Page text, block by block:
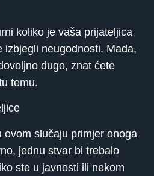
koliko je vaša prijateljica
izbjegli neugodnosti. Mada,
dugo, znat ćete
temu.
ovom slučaju primjer onoga
jednu stvar bi trebalo
ste u javnosti ili nekom